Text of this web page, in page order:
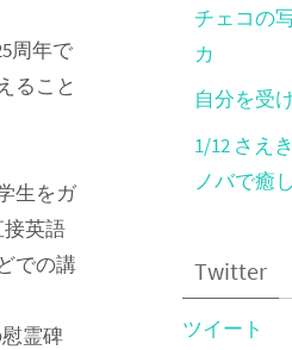
周年で
ること
生をガ
英語
での講
霊碑
チェコの
カ
自分を受
1/12 さえ
ノバで癒
Twitter
ツイート